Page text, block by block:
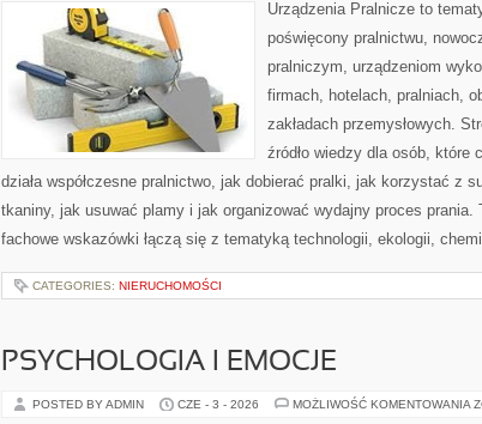
Urządzenia Pralnicze to
poświęcony pralnictwu,
pralniczym, urządzeniom
firmach, hotelach, pralniach,
zakładach przemysłowych.
źródło wiedzy dla osób, które
działa współczesne pralnictwo, jak dobierać pralki, jak korzystać z
tkaniny, jak usuwać plamy i jak organizować wydajny proces prania.
fachowe wskazówki łączą się z tematyką technologii, ekologii,
CATEGORIES: NIERUCHOMOŚCI
PSYCHOLOGIA I EMOCJE
POSTED BY ADMIN CZE - 3 - 2026 MOŻLIWOŚĆ KOMENTOWANIA